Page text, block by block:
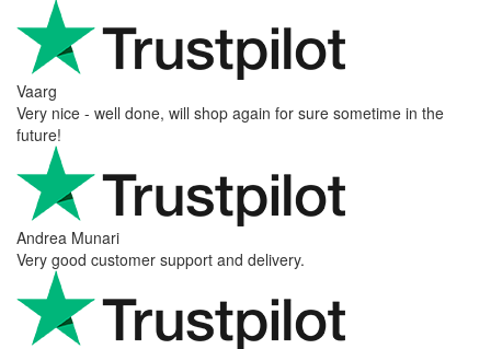
Vaarg
Very nice - well done, will shop again for sure sometime in the
future!
Andrea Munari
Very good customer support and delivery.